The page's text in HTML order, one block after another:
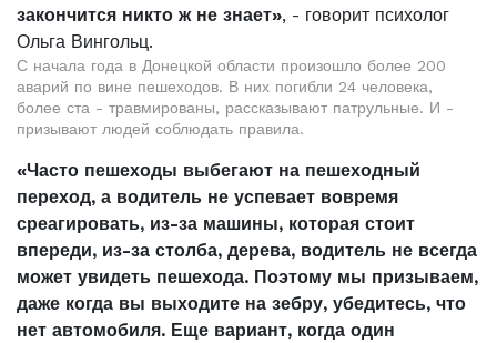
закончится никто ж не знает», - говорит психолог
Ольга Вингольц.
С начала года в Донецкой области произошло более 200
аварий по вине пешеходов. В них погибли 24 человека,
более ста - травмированы, рассказывают патрульные. И -
призывают людей соблюдать правила.
«Часто пешеходы выбегают на пешеходный
переход, а водитель не успевает вовремя
среагировать, из-за машины, которая стоит
впереди, из-за столба, дерева, водитель не всегда
может увидеть пешехода. Поэтому мы призываем,
даже когда вы выходите на зебру, убедитесь, что
нет автомобиля. Еще вариант, когда один